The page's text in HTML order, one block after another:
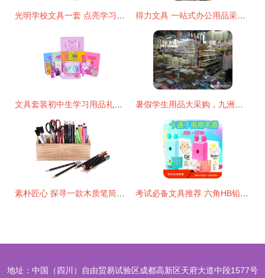
地址：中国（四川）自由贸易试验区成都高新区天府大道中段1577号